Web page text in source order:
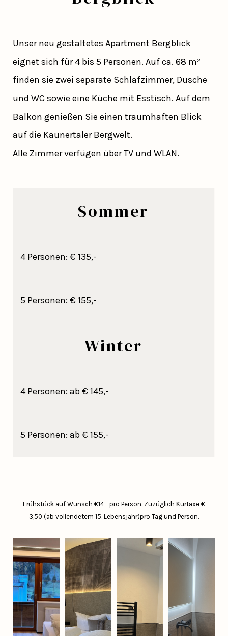
Unser neu gestaltetes Apartment Bergblick
eignet sich für 4 bis 5 Personen. Auf ca. 68 m²
finden sie zwei separate Schlafzimmer, Dusche
und WC sowie eine Küche mit Esstisch. Auf dem
Balkon genießen Sie einen traumhaften Blick
auf die Kaunertaler Bergwelt.
Alle Zimmer verfügen über TV und WLAN.
Sommer
4 Personen: € 135,-
5 Personen: € 155,-
Winter
4 Personen: ab € 145,-
5 Personen: ab € 155,-
Frühstück auf Wunsch €14,- pro Person. Zuzüglich Kurtaxe €
3,50 (ab vollendetem 15. Lebensjahr)pro Tag und Person.